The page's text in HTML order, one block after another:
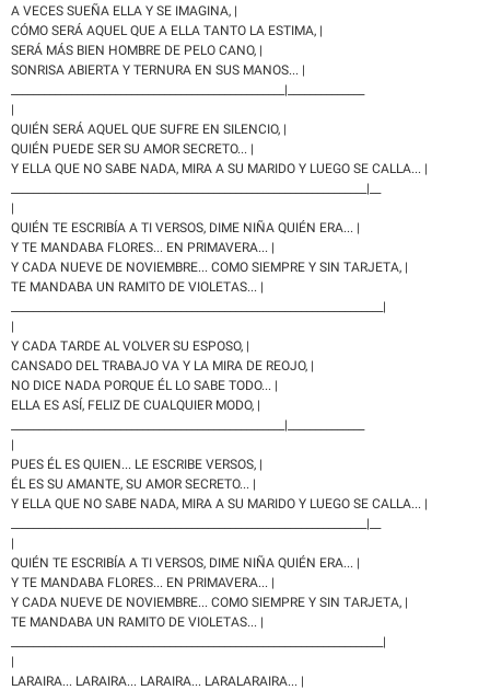
A VECES SUEÑA ELLA Y SE IMAGINA, |
CÓMO SERÁ AQUEL QUE A ELLA TANTO LA ESTIMA, |
SERÁ MÁS BIEN HOMBRE DE PELO CANO, |
SONRISA ABIERTA Y TERNURA EN SUS MANOS... |
__________________________________________________|______________
|
QUIÉN SERÁ AQUEL QUE SUFRE EN SILENCIO, |
QUIÉN PUEDE SER SU AMOR SECRETO... |
Y ELLA QUE NO SABE NADA, MIRA A SU MARIDO Y LUEGO SE CALLA... |
_________________________________________________________________|__
|
QUIÉN TE ESCRIBÍA A TI VERSOS, DIME NIÑA QUIÉN ERA... |
Y TE MANDABA FLORES... EN PRIMAVERA... |
Y CADA NUEVE DE NOVIEMBRE... COMO SIEMPRE Y SIN TARJETA, |
TE MANDABA UN RAMITO DE VIOLETAS... |
____________________________________________________________________|
|
Y CADA TARDE AL VOLVER SU ESPOSO, |
CANSADO DEL TRABAJO VA Y LA MIRA DE REOJO, |
NO DICE NADA PORQUE ÉL LO SABE TODO... |
ELLA ES ASÍ, FELIZ DE CUALQUIER MODO, |
__________________________________________________|______________
|
PUES ÉL ES QUIEN... LE ESCRIBE VERSOS, |
ÉL ES SU AMANTE, SU AMOR SECRETO... |
Y ELLA QUE NO SABE NADA, MIRA A SU MARIDO Y LUEGO SE CALLA... |
_________________________________________________________________|__
|
QUIÉN TE ESCRIBÍA A TI VERSOS, DIME NIÑA QUIÉN ERA... |
Y TE MANDABA FLORES... EN PRIMAVERA... |
Y CADA NUEVE DE NOVIEMBRE... COMO SIEMPRE Y SIN TARJETA, |
TE MANDABA UN RAMITO DE VIOLETAS... |
____________________________________________________________________|
|
LARAIRA... LARAIRA... LARAIRA... LARALARAIRA... |